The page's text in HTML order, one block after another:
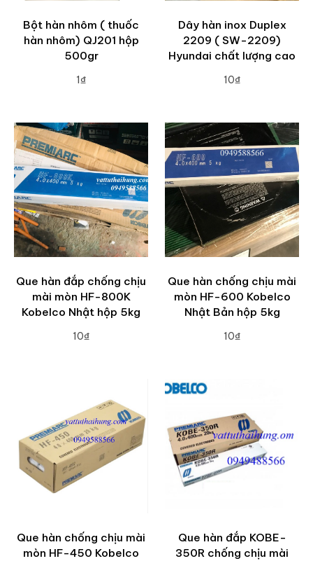
Bột hàn nhôm ( thuốc
hàn nhôm) QJ201 hộp
500gr
1₫
Dây hàn inox Duplex
2209 ( SW-2209)
Hyundai chất lượng cao
10₫
Que hàn đắp chống chịu
mài mòn HF-800K
Kobelco Nhật hộp 5kg
10₫
Que hàn chống chịu mài
mòn HF-600 Kobelco
Nhật Bản hộp 5kg
10₫
Que hàn chống chịu mài
mòn HF-450 Kobelco
Que hàn đắp KOBE-
350R chống chịu mài